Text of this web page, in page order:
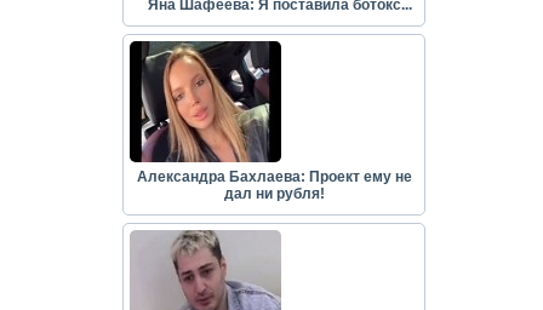
Яна Шафеева: Я поставила ботокс...
Александра Бахлаева: Проект ему не
дал ни рубля!